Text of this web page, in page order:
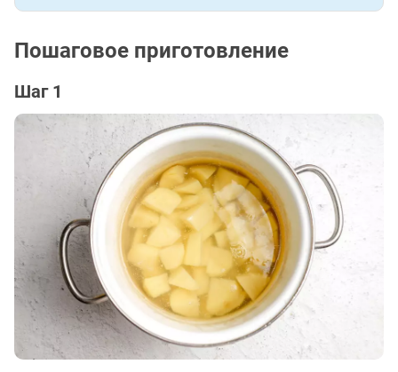
Пошаговое приготовление
Шаг 1